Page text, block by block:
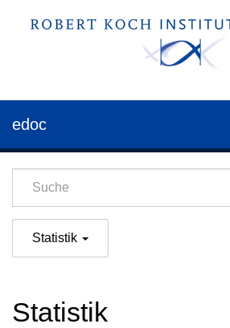
edoc
Statistik
Statistik